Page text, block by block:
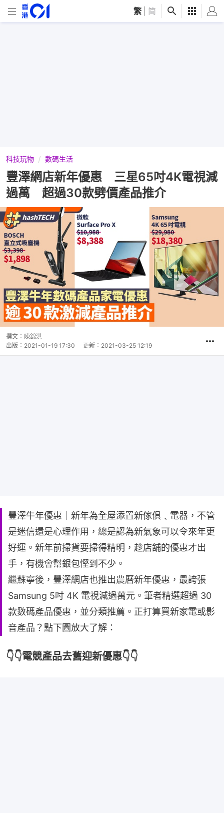
繁 简
科技玩物 數碼生活
豐澤網店新年優惠 三星65吋4K電視減
過萬 超過30款劈價產品推介
撰文： 陳錦洪
出版： 2021-01-19 17:30 更新： 2021-03-25 12:19
豐澤牛年優惠｜新年為全屋添置新傢俱﹑電器，不管
是迷信還是心理作用，總是認為新氣象可以令來年更
好運。新年前掃貨要掃得精明，趁店舖的優惠才出
手，有機會幫銀包慳到不少。
繼蘇寧後，豐澤網店也推出農曆新年優惠，最誇張
Samsung 5吋 4K 電視減過萬元。筆者精選超過 30
款數碼產品優惠，並分類推薦。正打算買新家電或影
音產品？點下圖放大了解：
👇👇電競產品去舊迎新優惠👇👇